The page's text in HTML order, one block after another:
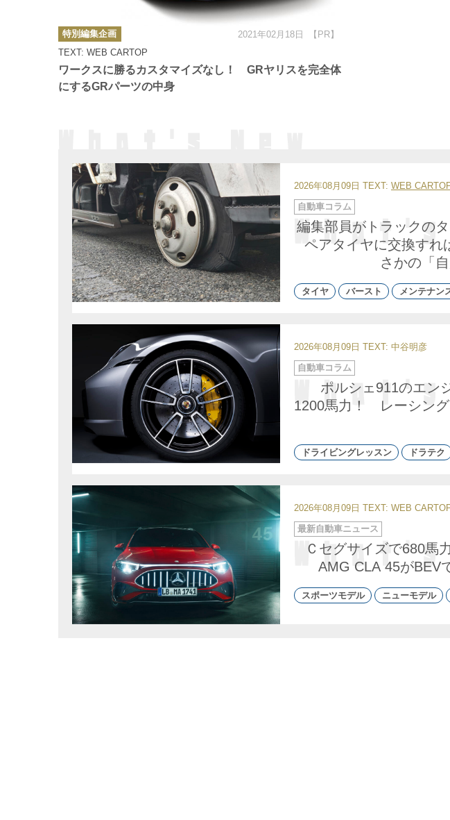
ワークスに勝るカスタマイズなし！ GRヤリスを完全体
にするGRパーツの中身
TEXT: WEB CARTOP
カ
テ
ゴ
リ
ー
特別編集企画 2021年02月18日 【PR】
2026年08月09日 TEXT: WEB
編集部員がトラックの
ペアタイヤに交換す
さかの「
カ
テ
ゴ
リ
自動車コラム
タイヤ バースト メンテナン
2026年08月09日 TEXT: 中谷明彦
ポルシェ911のエン
1200馬力！ レーシン
カ
テ
自動車コラム
ドライビングレッスン ドラテク
2026年08月09日 TEXT: WEB
Ｃセグサイズで680馬
AMG CLA 45がBEV
カ
テ
最新自動車ニュース
スポーツモデル ニューモデル